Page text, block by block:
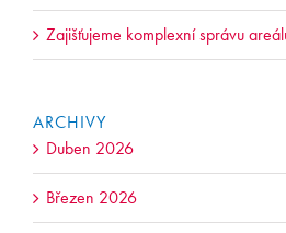
Zajišťujeme komplexní správu
ARCHIVY
Duben 2026
Březen 2026